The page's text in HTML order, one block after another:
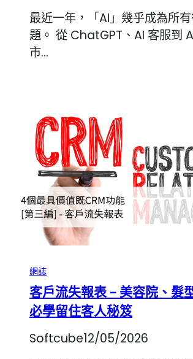
最近一年，「AI」幾乎成為所
題。 從 ChatGPT、AI 客服到
市…
網誌
客戶流失報表 – 美容院、髮
必學留住客人秘笈
Softcube12/05/2026